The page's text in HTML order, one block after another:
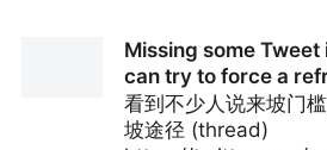
Missing some Tweet
can try to force a
看到不少人说来坡门
坡途径 (thread)